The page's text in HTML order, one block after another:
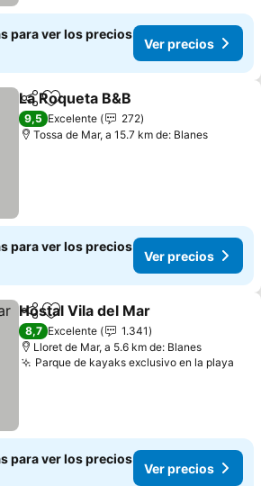
para ver los precios
Ver precios
CompartirAñadir a favoritos
La Roqueta B&B
9,5 Excelente
272
Tossa de Mar, a 15.7 km de: Blanes
para ver los precios
Ver precios
CompartirAñadir a favoritos
Hostal Vila del Mar
8,7 Excelente
1.341
Lloret de Mar, a 5.6 km de: Blanes
Parque de kayaks exclusivo en la playa
para ver los precios
Ver precios